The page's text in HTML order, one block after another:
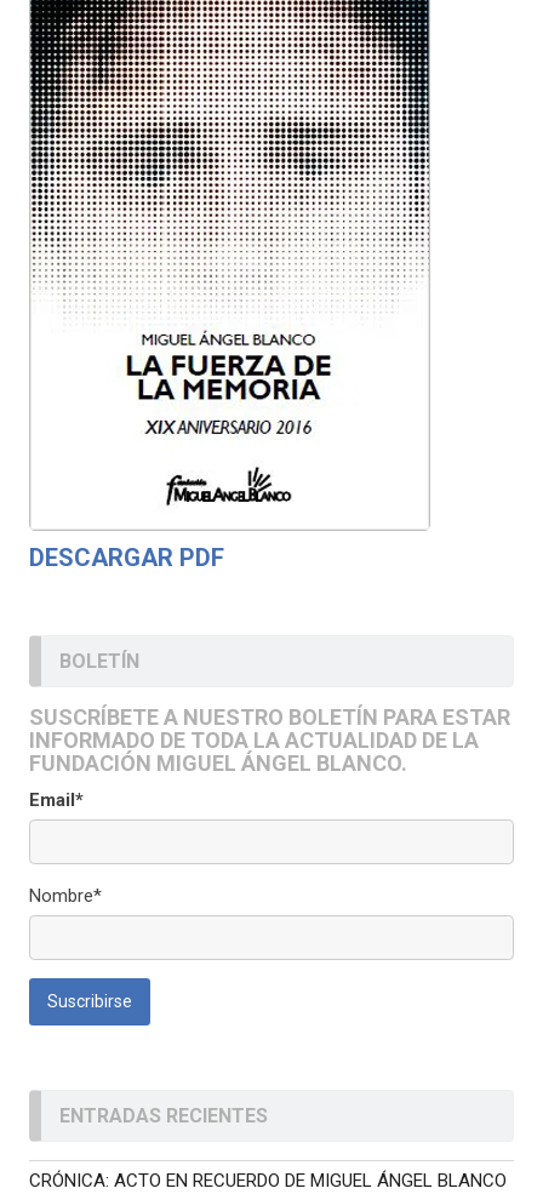
DESCARGAR PDF
BOLETÍN
SUSCRÍBETE A NUESTRO BOLETÍN PARA ESTAR
INFORMADO DE TODA LA ACTUALIDAD DE LA
FUNDACIÓN MIGUEL ÁNGEL BLANCO.
Email*
Nombre*
ENTRADAS RECIENTES
CRÓNICA: ACTO EN RECUERDO DE MIGUEL ÁNGEL BLANCO